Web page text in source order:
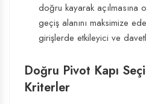
doğru kayarak açılmasına
geçiş alanını maksimize
girişlerde etkileyici ve
Doğru Pivot Kapı
Kriterler